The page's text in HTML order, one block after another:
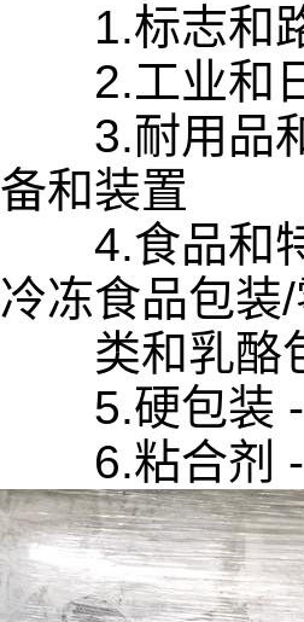
1.标志和
2.工业和日
3.耐用品和
备和装置
4.食品和特
冷冻食品包装
类和乳酪包
5.硬包装 -
6.粘合剂 -